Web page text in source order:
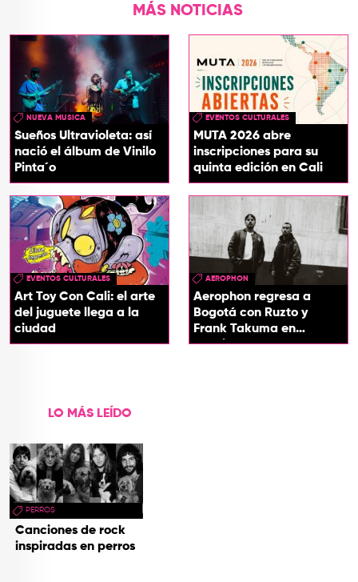
MÁS NOTICIAS
NUEVA MUSICA
Sueños Ultravioleta: así
nació el álbum de Vinilo
Pinta´o
EVENTOS CULTURALES
MUTA 2026 abre
inscripciones para su
quinta edición en Cali
EVENTOS CULTURALES
Art Toy Con Cali: el arte
del juguete llega a la
ciudad
AEROPHON
Aerophon regresa a
Bogotá con Ruzto y
Frank Takuma en
concierto
LO MÁS LEÍDO
PERROS
Canciones de rock
inspiradas en perros